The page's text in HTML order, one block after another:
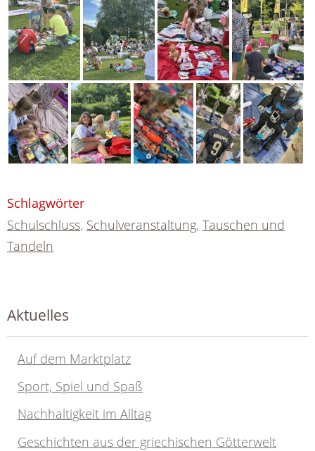
Schlagwörter
Schulschluss, Schulveranstaltung, Tauschen und
Tandeln
Aktuelles
Auf dem Marktplatz
Sport, Spiel und Spaß
Nachhaltigkeit im Alltag
Geschichten aus der griechischen Götterwelt